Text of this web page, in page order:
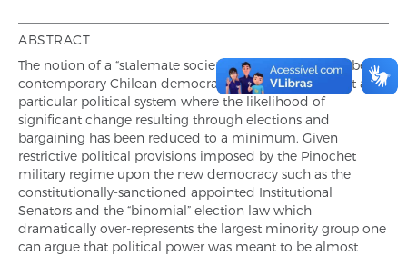
ABSTRACT
The notion of a “stalemate society” used here to describe
contemporary Chilean democracy is meant to suggest a
particular political system where the likelihood of
significant change resulting through elections and
bargaining has been reduced to a minimum. Given
restrictive political provisions imposed by the Pinochet
military regime upon the new democracy such as the
constitutionally-sanctioned appointed Institutional
Senators and the “binomial” election law which
dramatically over-represents the largest minority group one
can argue that political power was meant to be almost